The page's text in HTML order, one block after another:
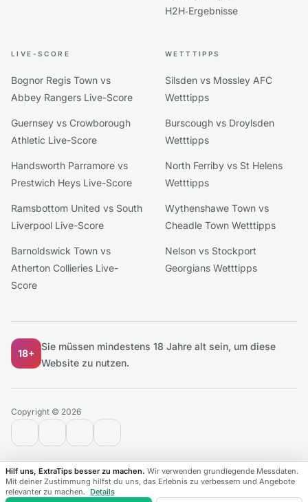
H2H‑Ergebnisse
LIVE-SCORE
Bognor Regis Town vs
Abbey Rangers Live-Score
Guernsey vs Crowborough
Athletic Live-Score
Handsworth Parramore vs
Prestwich Heys Live-Score
Ramsbottom United vs South
Liverpool Live-Score
Barnoldswick Town vs
Atherton Collieries Live-
Score
WETTTIPPS
Silsden vs Mossley AFC
Wetttipps
Burscough vs Droylsden
Wetttipps
North Ferriby vs St Helens
Wetttipps
Wythenshawe Town vs
Cheadle Town Wetttipps
Nelson vs Stockport
Georgians Wetttipps
18+
Sie müssen mindestens 18 Jahre alt sein, um diese
Website zu nutzen.
contact@extratips.com
youtubetwitter reddit
Copyright © 2026
Hilf uns, ExtraTips besser zu machen. Wir verwenden grundlegende Messdaten.
Mit deiner Zustimmung hilfst du uns, das Erlebnis zu verbessern und Angebote
relevanter zu machen. Details